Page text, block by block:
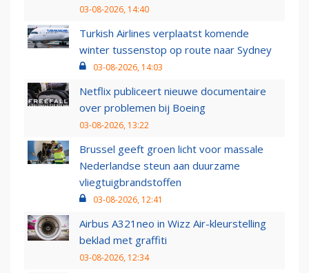
03-08-2026, 14:40
Turkish Airlines verplaatst komende
winter tussenstop op route naar Sydney
03-08-2026, 14:03
Netflix publiceert nieuwe documentaire
over problemen bij Boeing
03-08-2026, 13:22
Brussel geeft groen licht voor massale
Nederlandse steun aan duurzame
vliegtuigbrandstoffen
03-08-2026, 12:41
Airbus A321neo in Wizz Air-kleurstelling
beklad met graffiti
03-08-2026, 12:34